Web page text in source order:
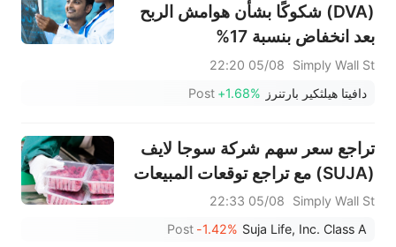
(DVA) شكوكًا بشأن هوامش الربح
بعد انخفاض بنسبة 17%
Simply Wall St
05/08 22:20
دافيتا هيلثكير بارتنرز +1.68%
Post
تراجع سعر سهم شركة سوجا لايف
(SUJA) مع تراجع توقعات المبيعات
Simply Wall St
05/08 22:33
Suja Life, Inc. Class A
-1.42%
Post